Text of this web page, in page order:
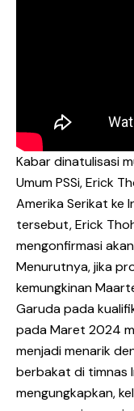
Kabar dinatulisasi
Umum PSSi, Erick
Amerika Serikat ke
tersebut, Erick
mengonfirmasi
Menurutnya, jika
kemungkinan
Garuda pada
pada Maret 2024
menjadi menarik
berbakat di timnas
mengungkapkan,